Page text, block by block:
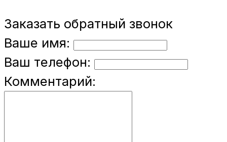
Заказать обратный звонок
Ваше имя:
Ваш телефон:
Комментарий: